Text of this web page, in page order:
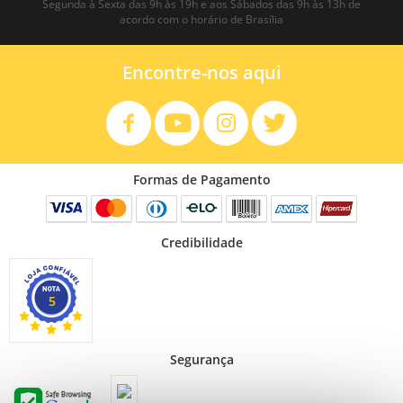
Segunda à Sexta das 9h às 19h e aos Sábados das 9h às 13h de
acordo com o horário de Brasília
Encontre-nos aqui
Formas de Pagamento
Credibilidade
5
Segurança